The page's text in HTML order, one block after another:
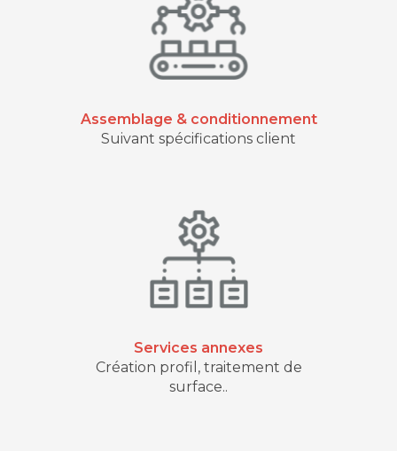
Assemblage & conditionnement
Suivant spécifications client
Services annexes
Création profil, traitement de
surface..